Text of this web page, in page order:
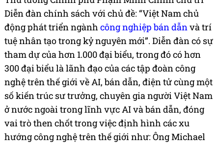
Diễn đàn chính sách với chủ đề: “Việt Nam chủ
động phát triển ngành công nghiệp bán dẫnvà trí
tuệ nhân tạo trong kỷ nguyên mới”. Diễn đàn có sự
tham dự của hơn 1.000 đại biểu, trong đó có hơn
300 đại biểu là lãnh đạo của các tập đoàn công
nghệ trên thế giới về AI, bán dẫn, điện tử cùng một
số kiến trúc sư trưởng, chuyên gia người Việt Nam
ở nước ngoài trong lĩnh vực AI và bán dẫn, đóng
vai trò then chốt trong việc định hình các xu
hướng công nghệ trên thế giới như: Ông Michael